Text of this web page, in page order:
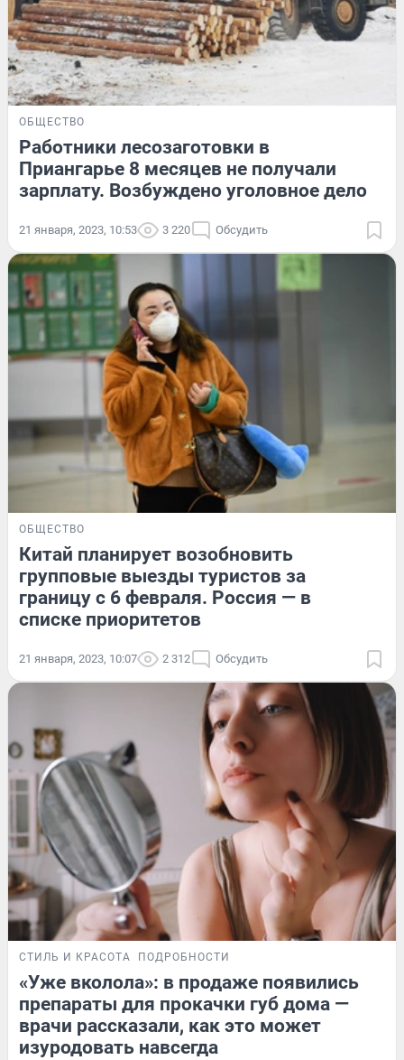
ОБЩЕСТВО
Работники лесозаготовки в
Приангарье 8 месяцев не получали
зарплату. Возбуждено уголовное дело
21 января, 2023, 10:53 3 220 Обсудить
ОБЩЕСТВО
Китай планирует возобновить
групповые выезды туристов за
границу с 6 февраля. Россия — в
списке приоритетов
21 января, 2023, 10:07 2 312 Обсудить
СТИЛЬ И КРАСОТА ПОДРОБНОСТИ
«Уже вколола»: в продаже появились
препараты для прокачки губ дома —
врачи рассказали, как это может
изуродовать навсегда